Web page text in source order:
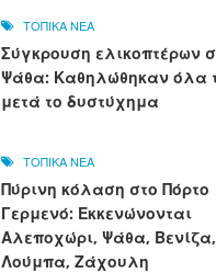
ΤΟΠΙΚΑ ΝΕΑ
Σύγκρουση ελικοπτέρων
Ψάθα: Καθηλώθηκαν όλα
μετά το δυστύχημα
ΤΟΠΙΚΑ ΝΕΑ
Πύρινη κόλαση στο Πόρτο
Γερμενό: Εκκενώνονται
Αλεποχώρι, Ψάθα, Βενίζα,
Λούμπα, Ζάχουλη